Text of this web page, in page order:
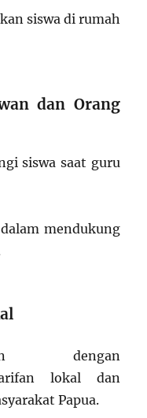
siswa di rumah
dan Orang
siswa saat guru
mendukung
dengan
lokal dan
Papua.